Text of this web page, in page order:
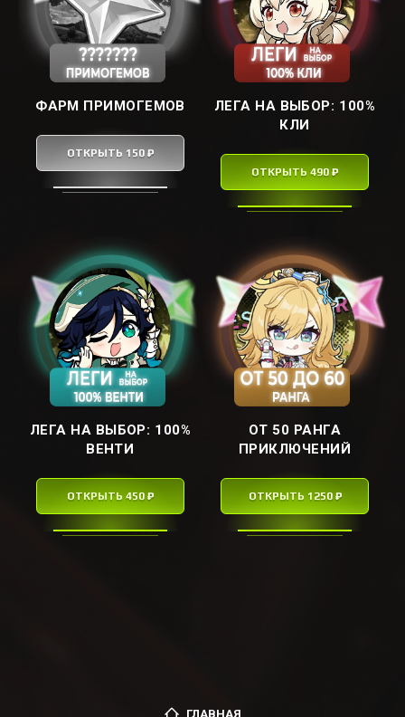
ФАРМ ПРИМОГЕМОВ
ОТКРЫТЬ 150 ₽
ЛЕГА НА ВЫБОР: ㅤ100%
КЛИㅤ
ОТКРЫТЬ 490 ₽
ЛЕГА НА ВЫБОР: ㅤ100%
ВЕНТИㅤ
ОТКРЫТЬ 450 ₽
ОТ 50 РАНГА
ПРИКЛЮЧЕНИЙ
ОТКРЫТЬ 1250 ₽
ГЛАВНАЯ